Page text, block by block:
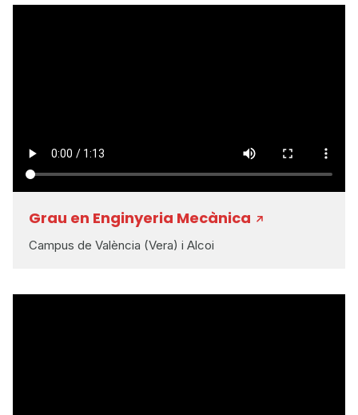
Grau en Enginyeria Mecànica
Campus de València (Vera) i Alcoi